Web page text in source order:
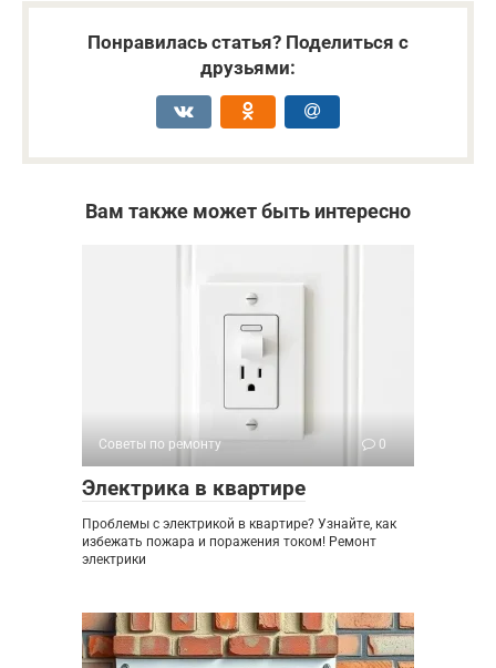
Понравилась статья? Поделиться с
друзьями:
Вам также может быть интересно
Советы по ремонту 0
Электрика в квартире
Проблемы с электрикой в квартире? Узнайте, как
избежать пожара и поражения током! Ремонт
электрики